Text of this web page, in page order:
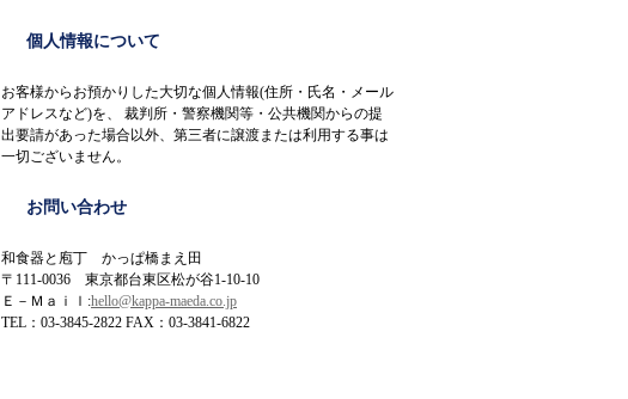
個人情報について
お客様からお預かりした大切な個人情報(住所・氏名・メール
アドレスなど)を、 裁判所・警察機関等・公共機関からの提
出要請があった場合以外、第三者に譲渡または利用する事は
一切ございません。
お問い合わせ
和食器と庖丁 かっぱ橋まえ田
〒111-0036 東京都台東区松が谷1-10-10
Ｅ－Ｍａｉｌ:hello@kappa-maeda.co.jp
TEL：03-3845-2822 FAX：03-3841-6822